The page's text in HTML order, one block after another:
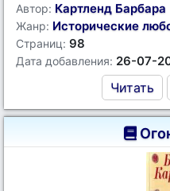
Автор: Картленд Барбара
Жанр: Исторические
Страниц: 98
Дата добавления: 26-07-
Читать